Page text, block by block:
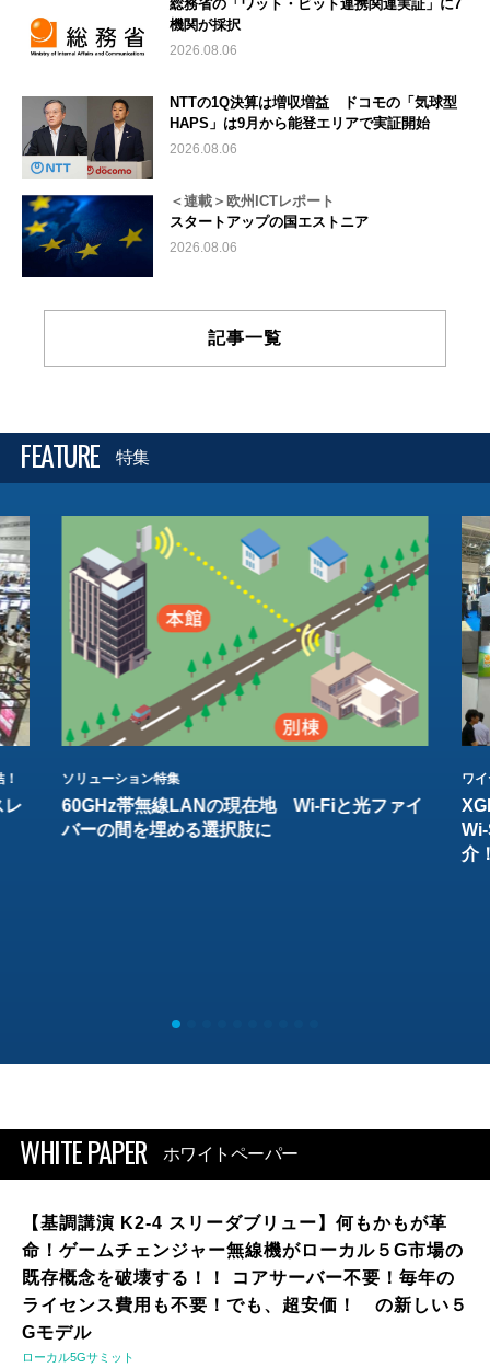
総務省の「ワット・ビット連携関連実証」に7
機関が採択
2026.08.06
NTTの1Q決算は増収増益 ドコモの「気球型
HAPS」は9月から能登エリアで実証開始
2026.08.06
＜連載＞欧州ICTレポート
スタートアップの国エストニア
2026.08.06
記事一覧
FEATURE 特集
レ
ソリューション特集
60GHz帯無線LANの現在地 Wi-Fiと光ファイ
バーの間を埋める選択肢に
ワ
介
WHITE PAPER ホワイトペーパー
【基調講演 K2-4 スリーダブリュー】何もかもが革
命！ゲームチェンジャー無線機がローカル５G市場の
既存概念を破壊する！！ コアサーバー不要！毎年の
ライセンス費用も不要！でも、超安価！ の新しい５
Gモデル
ローカル5Gサミット